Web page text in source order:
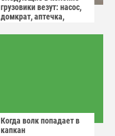
грузовики везут: насос,
домкрат, аптечка,
Когда волк попадает в
капкан